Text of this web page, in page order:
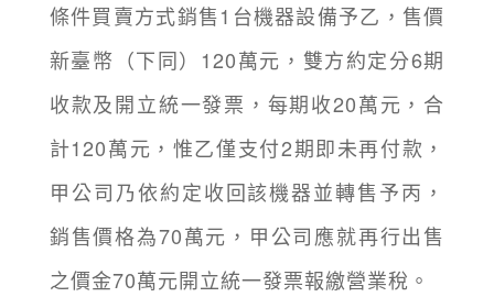
條件買賣方式銷售1台機器設備予乙，售價
新臺幣（下同）120萬元，雙方約定分6期
收款及開立統一發票，每期收20萬元，合
計120萬元，惟乙僅支付2期即未再付款，
甲公司乃依約定收回該機器並轉售予丙，
銷售價格為70萬元，甲公司應就再行出售
之價金70萬元開立統一發票報繳營業稅。